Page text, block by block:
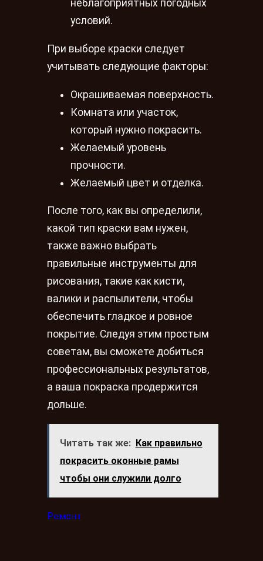
неблагоприятных погодных
условий.
При выборе краски следует
учитывать следующие факторы:
Окрашиваемая поверхность.
Комната или участок,
который нужно покрасить.
Желаемый уровень
прочности.
Желаемый цвет и отделка.
После того, как вы определили,
какой тип краски вам нужен,
также важно выбрать
правильные инструменты для
рисования, такие как кисти,
валики и распылители, чтобы
обеспечить гладкое и ровное
покрытие. Следуя этим простым
советам, вы сможете добиться
профессиональных результатов,
а ваша покраска продержится
дольше.
Читать так же:
Как правильно
покрасить оконные рамы
чтобы они служили долго
Ремонт